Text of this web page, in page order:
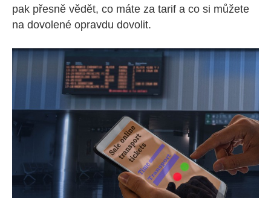
pak přesně vědět, co máte za tarif a co si můžete
na dovolené opravdu dovolit.